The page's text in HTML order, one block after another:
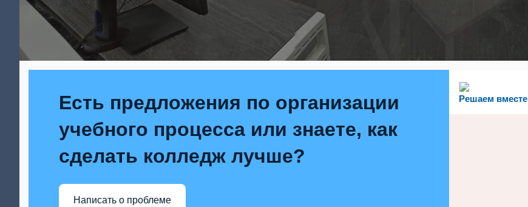
Решаем вместе
Есть предложения по организации
учебного процесса или знаете, как
сделать колледж лучше?
Написать о проблеме